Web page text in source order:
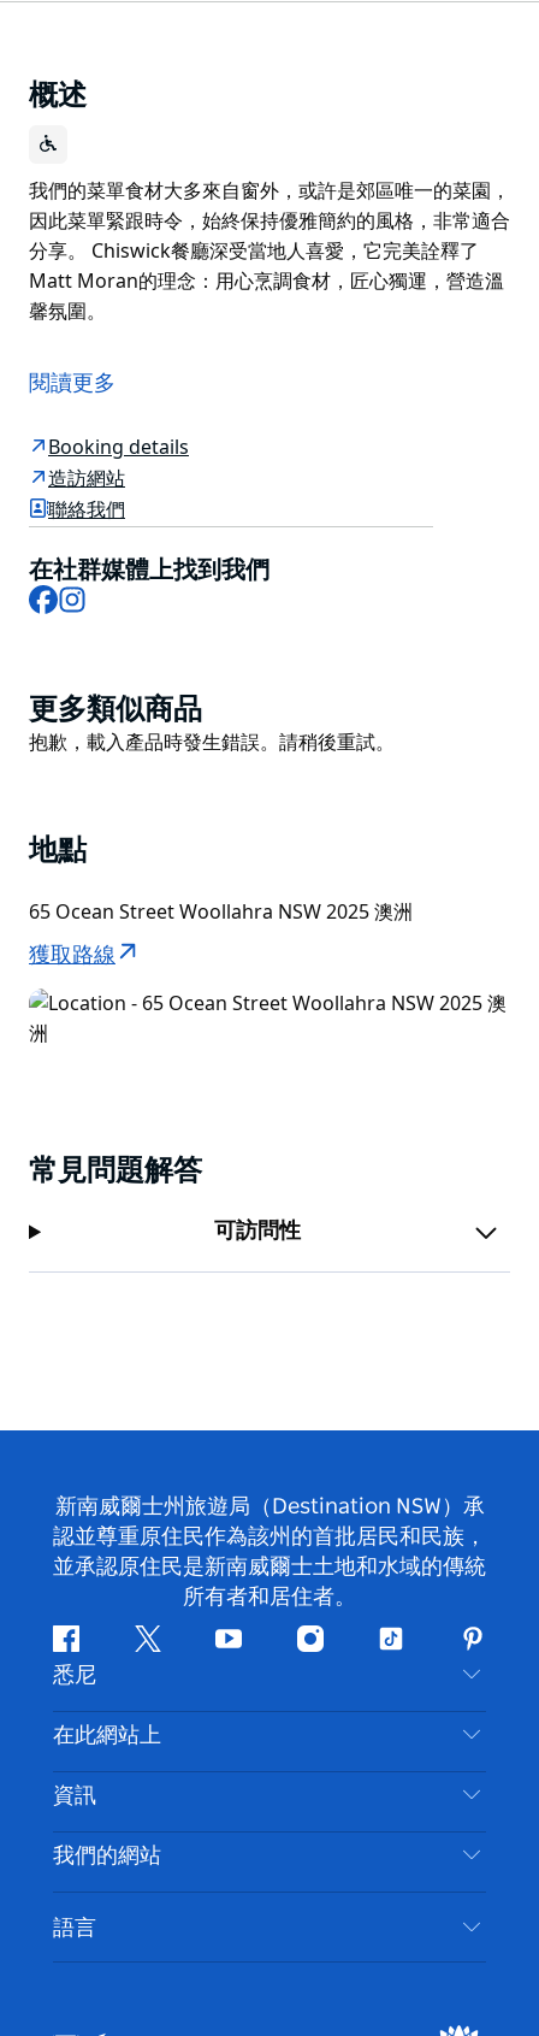
概述
我們的菜單食材大多來自窗外，或許是郊區唯一的菜園，
因此菜單緊跟時令，始終保持優雅簡約的風格，非常適合
分享。 Chiswick餐廳深受當地人喜愛，它完美詮釋了
Matt Moran的理念：用心烹調食材，匠心獨運，營造溫
馨氛圍。
因此菜單緊跟時令，始終保持優雅簡約的風格，非常適合
分享。 Chiswick餐廳深受當地人喜愛，它完美詮釋了
馨氛圍。
閱讀更多
Booking details
造訪網站
聯絡我們
在社群媒體上找到我們
Facebook
Product
List
更多類似商品
Product
抱歉，載入產品時發生錯誤。請稍後重試。
地點
65 Ocean Street Woollahra NSW 2025 澳洲
獲取路線
常見問題解答
可訪問性
新南威爾士州旅遊局（Destination NSW）承
認並尊重原住民作為該州的首批居民和民族，
並承認原住民是新南威爾士土地和水域的傳統
所有者和居住者。
Facebook嘰
喳
喳
Youtube Instagram
抖
悉尼
聯絡我們
免責聲明
隱私
Cookie 通知
在此網站上
目的地
要做的事情
新南威爾斯州公路旅行
活動
住宿
資訊
旅行資訊
無障礙悉尼
列出您的業務
我們的網站
語言